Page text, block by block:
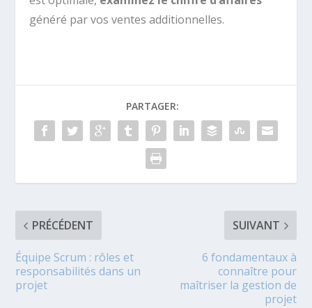
généré par vos ventes additionnelles.
PARTAGER:
PRÉCÉDENT
Équipe Scrum : rôles et
responsabilités dans un
projet
SUIVANT
6 fondamentaux à
connaître pour
maîtriser la gestion de
projet